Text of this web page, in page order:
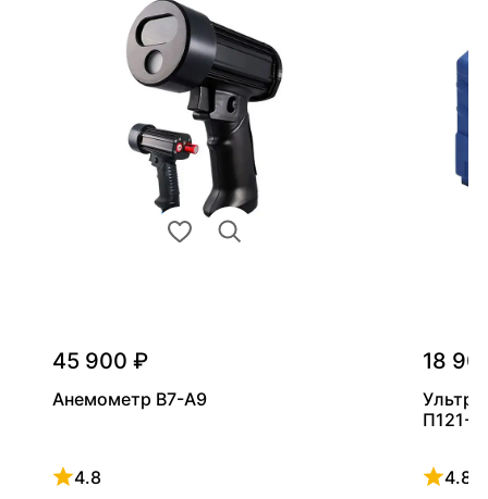
45 900 ₽
Анемометр В7-А9
4.8
Рейтинг 4.8 из 5
18
П121-
4.8